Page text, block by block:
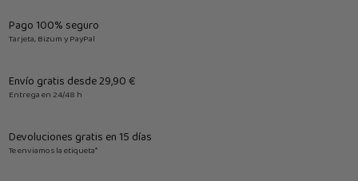
Pago 100% seguro
Tarjeta, Bizum y PayPal
Envío gratis desde 29,90 €
Entrega en 24/48 h
Devoluciones gratis en 15 días
Te enviamos la etiqueta*